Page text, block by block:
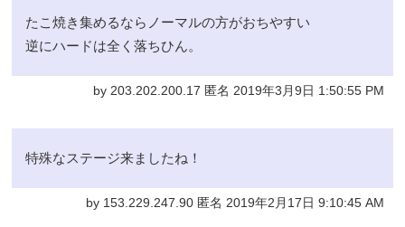
たこ焼き集めるならノーマルの方がおちやすい
逆にハードは全く落ちひん。
by 203.202.200.17 匿名 2019年3月9日 1:50:55 PM
特殊なステージ来ましたね！
by 153.229.247.90 匿名 2019年2月17日 9:10:45 AM